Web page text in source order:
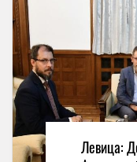
Левица: